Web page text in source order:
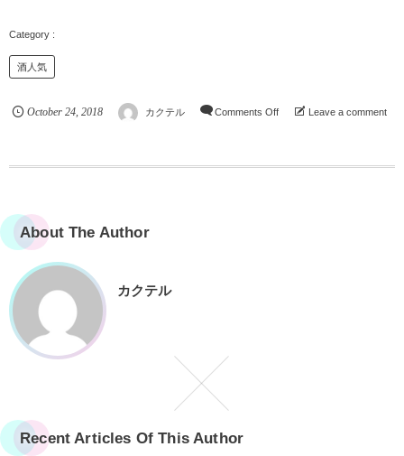
酒人気
October 24, 2018 カクテル Comments Off Leave a comment
About The Author
カクテル
Recent Articles Of This Author